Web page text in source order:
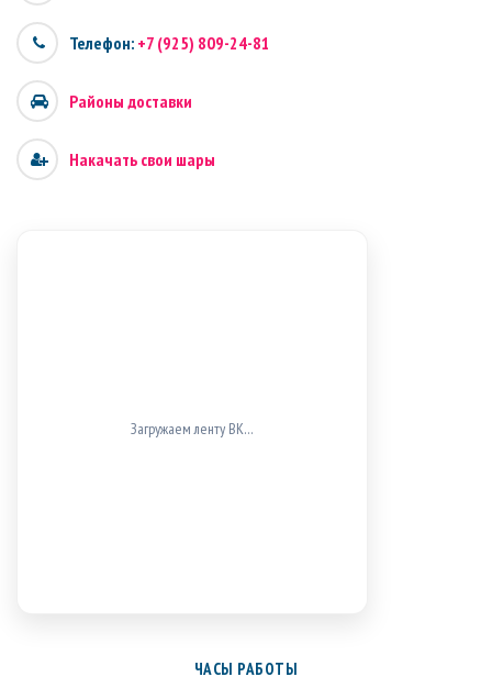
Телефон: +7 (925) 809-24-81
Районы доставки
Накачать свои шары
vk.com).
ЧАСЫ РАБОТЫ